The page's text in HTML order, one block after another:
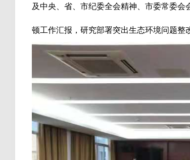
及中央、省、市纪委全会精神、市委常委
顿工作汇报，研究部署突出生态环境问题整